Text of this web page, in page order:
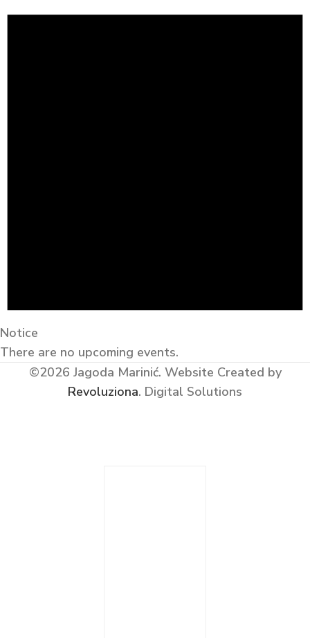
Notice
There are no upcoming events.
©2026 Jagoda Marinić. Website Created by
Revoluziona. Digital Solutions